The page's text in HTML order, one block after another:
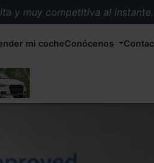
muy competitiva al instante.
satisfechos.
que tu quieras.
Pago inmediato.
mi cocheConócenos